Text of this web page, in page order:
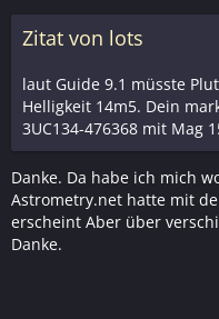
Zitat von lots
laut Guide 9.1 müsste
Helligkeit 14m5. Dein
3UC134-476368 mit Mag
Danke. Da habe ich mich
Astrometry.net hatte mit
erscheint Aber über
Danke.